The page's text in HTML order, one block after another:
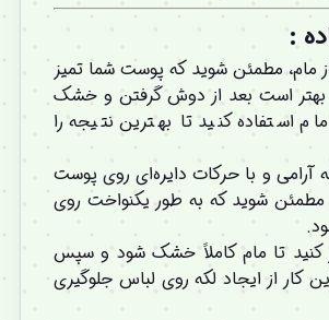
:
مام، مطمئن شوید که پوست شما تمیز
است بعد از دوش گرفتن و خشک
استفاده کنید تا بهترین نتیجه را
آرامی و با حرکات دایره‌ای روی پوست
مطمئن شوید که به طور یکنواخت روی
تا مام کاملاً خشک شود و سپس
کار از ایجاد لکه روی لباس جلوگیری